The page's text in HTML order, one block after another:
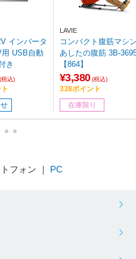
インバータ
用 USB自動
き
(税込)
LAVIE
コンパクト腹筋マシ
あしたの腹筋 3B-3695
【864】
¥3,380 (税込)
338ポイント
在庫限り
フォン ｜ PC